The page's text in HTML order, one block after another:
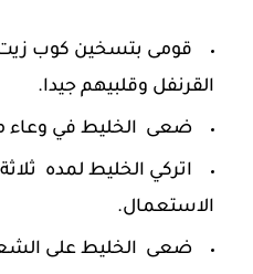
قومى بتسخين كوب زيت
القرنفل وقلبيهم جيدا.
ضعى الخليط في وعاء
اتركي الخليط لمده
الاستعمال.
ضعى الخليط على